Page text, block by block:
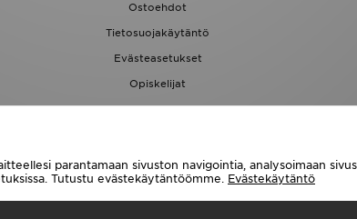
Ostoehdot
Tietosuojakäytäntö
Evästeasetukset
Opiskelijat
JD Blog
parantamaan sivuston navigointia, analysoimaan
Tutustu evästekäytäntöömme. Evästekäytäntö